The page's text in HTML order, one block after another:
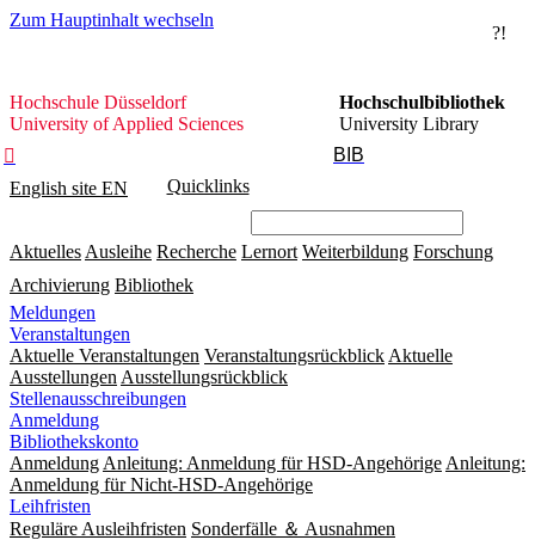
Zum Hauptinhalt wechseln
?!
Hochschule
Düsseldorf
Hochschule Düsseldorf
University of Applied Sciences
Hochschulbibliothek
University Library

BIB
English site EN Quicklinks
Aktuelles Ausleihe Recherche Lernort Weiterbildung Forschung
Archivierung Bibliothek
Meldungen
Veranstaltungen
Aktuelle Veranstaltungen Veranstaltungsrückblick Aktuelle
Ausstellungen Ausstellungsrückblick
Stellenausschreibungen
Anmeldung
Bibliothekskonto
Anmeldung Anleitung: Anmeldung für HSD-Angehörige Anleitung:
Anmeldung für Nicht-HSD-Angehörige
Leihfristen
Reguläre Ausleihfristen Sonderfälle ＆ Ausnahmen